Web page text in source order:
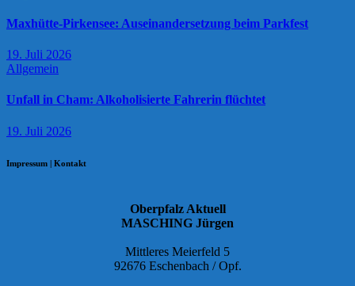
Maxhütte-Pirkensee: Auseinandersetzung beim Parkfest
19. Juli 2026
Allgemein
Unfall in Cham: Alkoholisierte Fahrerin flüchtet
19. Juli 2026
Impressum | Kontakt
Oberpfalz Aktuell
MASCHING Jürgen
Mittleres Meierfeld 5
92676 Eschenbach / Opf.